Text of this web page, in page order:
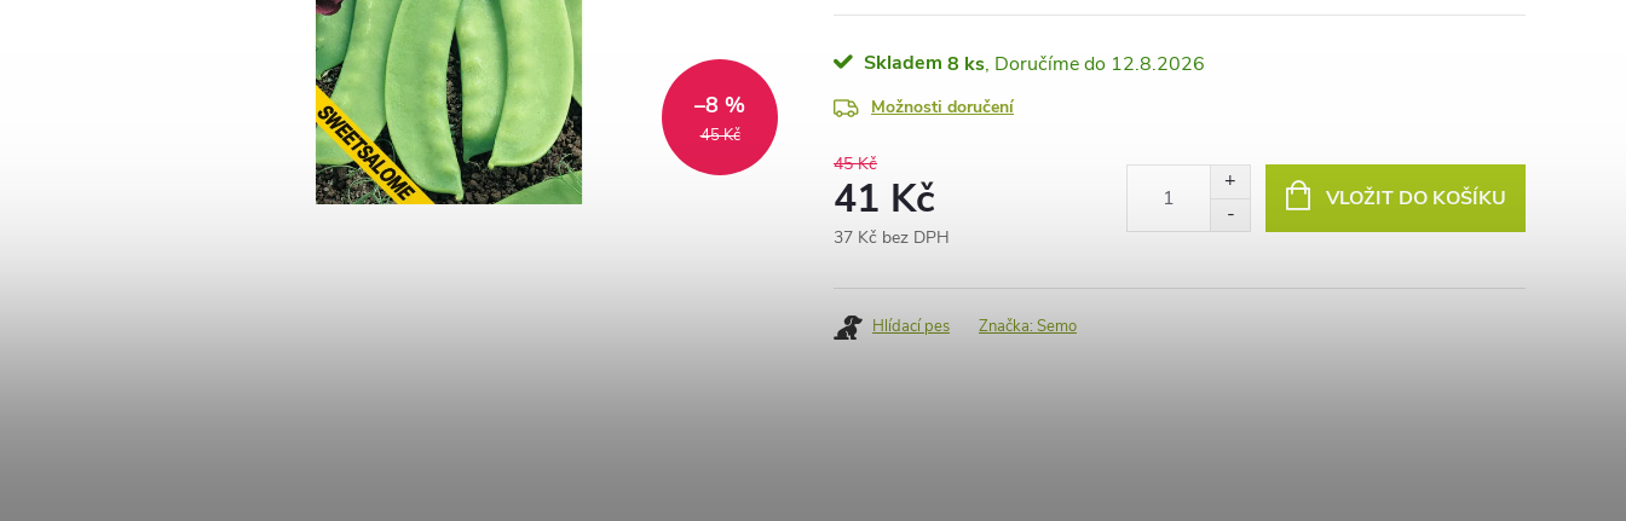
45 Kč
–8 %
Skladem 8 ks 12.8.2026
Možnosti doručení
45 Kč
41 Kč
37 Kč bez DPH
cena:
VLOŽIT DO KOŠÍKU
Hlídací pes Značka:Semo